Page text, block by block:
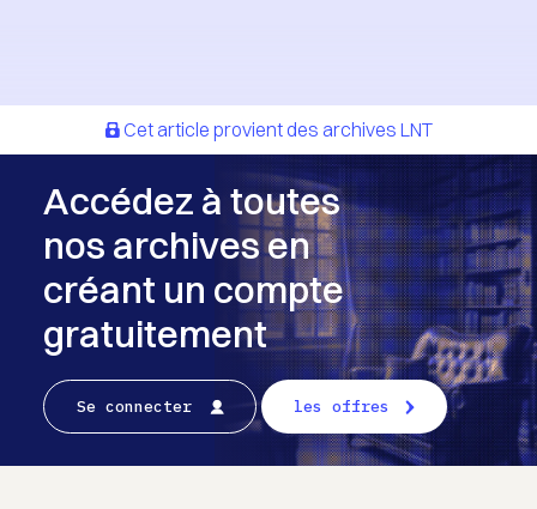
Cet article provient des archives LNT
Accédez à toutes
nos archives en
créant un compte
gratuitement
Se connecter les offres